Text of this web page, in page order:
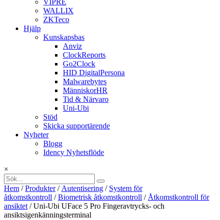
VIPRE
WALLIX
ZKTeco
Hjälp
Kunskapsbas
Anviz
ClockReports
Go2Clock
HID DigitalPersona
Malwarebytes
MänniskorHR
Tid & Närvaro
Uni-Ubi
Stöd
Skicka supportärende
Nyheter
Blogg
Idency Nyhetsflöde
×
Hem /Produkter/Autentisering / System för
åtkomstkontroll /Biometrisk åtkomstkontroll /Åtkomstkontroll för
ansiktet/ Uni-Ubi UFace 5 Pro Fingeravtrycks- och
ansiktsigenkänningsterminal